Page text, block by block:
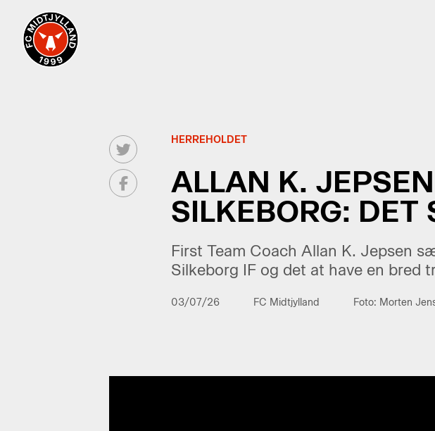
HERREHOLDET
ALLAN K.
SILKEBORG: DET
First Team Coach Allan K. Jepsen
Silkeborg IF og det at have en bred
03/07/26 FC Midtjylland Foto: Morten